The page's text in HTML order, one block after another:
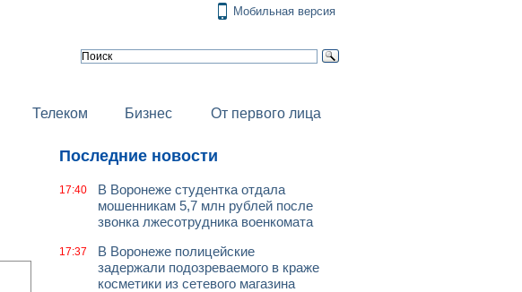
Мобильная версия
Телеком Бизнес От первого лица
Последние новости
17:40
В Воронеже студентка отдала
мошенникам 5,7 млн рублей после
звонка лжесотрудника военкомата
17:37
В Воронеже полицейские
задержали подозреваемого в краже
косметики из сетевого магазина